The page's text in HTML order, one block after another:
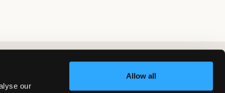
our
Allow all